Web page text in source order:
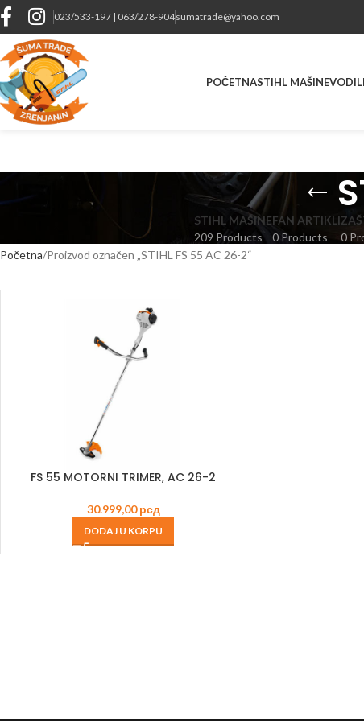
023/533-197 | 063/278-904sumatrade@yahoo.com
POČETNASTIHL MAŠINE
STIHL MAŠINE
209 Products
FAN ARTIKLI
0 Products
0
Početna Proizvod označen „STIHL FS 55 AC 26-2“
FS 55 MOTORNI TRIMER, AC 26-2
30.999,00рсд
DODAJ U KORPU